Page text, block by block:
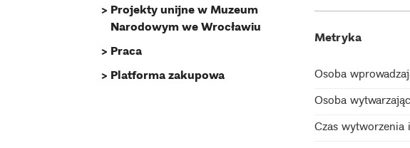
Metryka
Osoba
Osoba
Czas
Projekty unijne w Muzeum
Narodowym we Wrocławiu
Praca
Platforma zakupowa